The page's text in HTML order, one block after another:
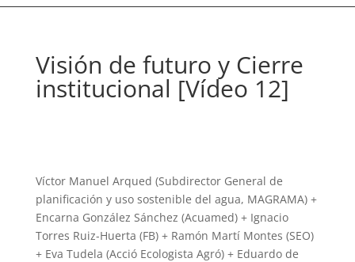
Visión de futuro y Cierre
institucional [Vídeo 12]
Víctor Manuel Arqued (Subdirector General de
planificación y uso sostenible del agua, MAGRAMA) +
Encarna González Sánchez (Acuamed) + Ignacio
Torres Ruiz-Huerta (FB) + Ramón Martí Montes (SEO)
+ Eva Tudela (Acció Ecologista Agró) + Eduardo de